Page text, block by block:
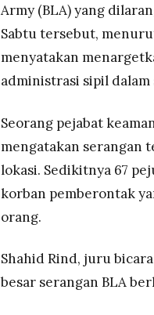
Army (BLA) yang
Sabtu tersebut,
menyatakan
administrasi sipil
Seorang pejabat
mengatakan serangan
lokasi. Sedikitnya 67
korban pemberontak
orang.
Shahid Rind, juru
besar serangan BLA